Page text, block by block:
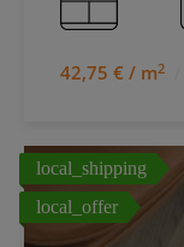
42,75 € / m2
local_shipping
local_offer